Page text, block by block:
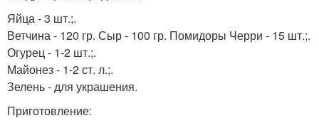
Яйца - 3 шт.;.
Ветчина - 120 гр. Сыр - 100 гр. Помидоры Черри - 15 шт.;.
Огурец - 1-2 шт.;.
Майонез - 1-2 ст. л.;.
Зелень - для украшения.
Приготовление: